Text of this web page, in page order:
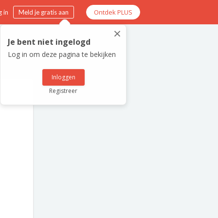
in Meld je gratis aan Ontdek PLUS
×
Je bent niet ingelogd
Log in om deze pagina te bekijken
Inloggen
Registreer